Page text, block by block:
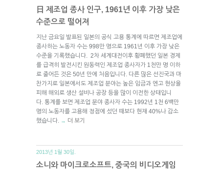
日 제조업 종사 인구, 1961년 이후 가장 낮은
수준으로 떨어져
지난 금요일 발표된 일본의 공식 고용 통계에 따르면 제조업에
종사하는 노동자 수는 998만 명으로 1961년 이후 가장 낮은
수준을 기록했습니다. 2차 세계대전이후 황폐했던 일본 경제
를 급격히 발전시킨 원동력인 제조업 종사자가 1천만 명 이하
로 줄어든 것은 50년 만에 처음입니다. 다른 많은 선진국과 마
찬가지로 일본에서도 제조업 분야는 높은 임금과 엔고 현상을
피해 해외로 생산 설비나 공장 등을 많이 이전한 상태입니
다. 통계를 보면 제조업 분야 종사자 수는 1992년 1천 6백만
명의 노동자를 고용해 정점에 섰던 때보다 현재 40%나 감소
했습니다.
→ 더 보기
2013년 1월 30일.
소니와 마이크로소프트, 중국의 비디오게임